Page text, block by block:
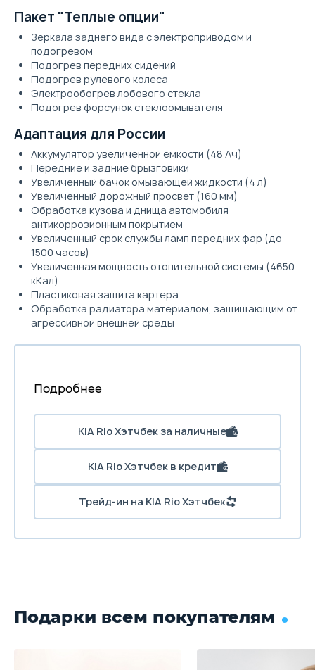
Пакет "Теплые опции"
Зеркала заднего вида с электроприводом и
подогревом
Подогрев передних сидений
Подогрев рулевого колеса
Электрообогрев лобового стекла
Подогрев форсунок стеклоомывателя
Адаптация для России
Аккумулятор увеличенной ёмкости (48 Ач)
Передние и задние брызговики
Увеличенный бачок омывающей жидкости (4 л)
Увеличенный дорожный просвет (160 мм)
Обработка кузова и днища автомобиля
антикоррозионным покрытием
Увеличенный срок службы ламп передних фар (до
1500 часов)
Увеличенная мощность отопительной системы (4650
кКал)
Пластиковая защита картера
Обработка радиатора материалом, защищающим от
агрессивной внешней среды
Подробнее
KIA Rio Хэтчбек за наличные
KIA Rio Хэтчбек в кредит
Трейд-ин на KIA Rio Хэтчбек
Подарки всем покупателям